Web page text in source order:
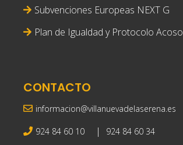
Subvenciones Europeas NEXT G
Plan de Igualdad y Protocolo Acoso
CONTACTO
informacion@villanuevadelaserena.es
924 84 60 10 | 924 84 60 34